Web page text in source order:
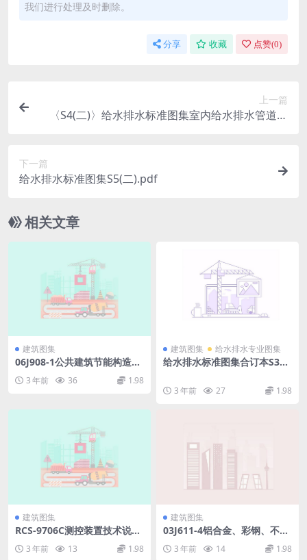
我们进行处理及时删除。
分享 收藏 点赞(0)
上一篇
〈S4(二)〉给水排水标准图集室内给水排水管道及
下一篇
给水排水标准图集S5(二).pdf
相关文章
建筑图集
06J908-1公共建筑节能构造
3 年前 36 1.98
建筑图集 给水排水专业图集
给水排水标准图集合订本S3
3 年前 27 1.98
建筑图集
RCS-9706C测控装置技术说明
书(IEC61850)(625.85KB)050
86d83aa28d437.pdf
3 年前 13 1.98
建筑图集
03J611-4铝合金、彩钢、不锈
3 年前 14 1.98